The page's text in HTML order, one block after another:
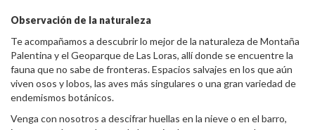
Observación de la naturaleza
Te acompañamos a descubrir lo mejor de la naturaleza de Montaña
Palentina y el Geoparque de Las Loras, allí donde se encuentre la
fauna que no sabe de fronteras. Espacios salvajes en los que aún
viven osos y lobos, las aves más singulares o una gran variedad de
endemismos botánicos.
Venga con nosotros a descifrar huellas en la nieve o en el barro,